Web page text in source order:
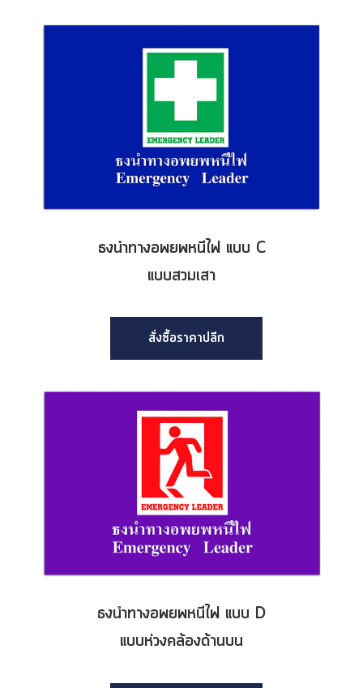
ธงนำทางอพยพหนีไฟ แบบ C
แบบสวมเสา
สั่งซื้อราคาปลีก
ธงนำทางอพยพหนีไฟ แบบ D
แบบห่วงคล้องด้านบน